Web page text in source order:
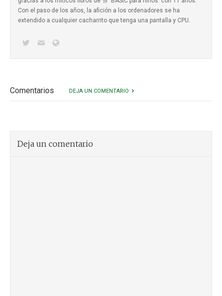
Con el paso de los años, la afición a los ordenadores se ha
extendido a cualquier cacharrito que tenga una pantalla y CPU.
Comentarios DEJA UN COMENTARIO
Deja un comentario